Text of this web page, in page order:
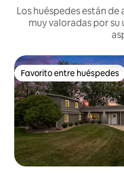
Los huéspedes están
muy valoradas por
Favorito entre huéspedes
Favorito entre huéspedes